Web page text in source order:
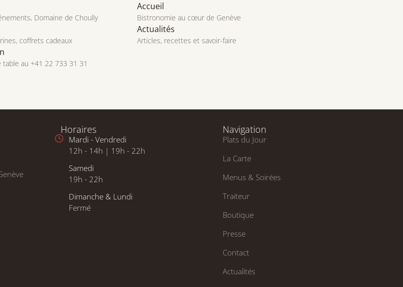
Domaine de Choully
coffrets cadeaux
table au +41 22 733 31 31
Accueil
Bistronomie au cœur de Genève
Actualités
Articles, recettes et savoir-faire
Horaires
Mardi - Vendredi
12h - 14h | 19h - 22h
Samedi
19h - 22h
Dimanche & Lundi
Fermé
Navigation
Plats du Jour
La Carte
Menus & Soirées
Traiteur
Boutique
Presse
Contact
Actualités